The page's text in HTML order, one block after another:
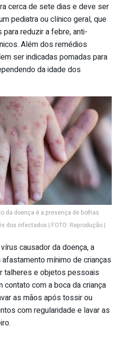
cerca de sete dias e deve ser
pediatra ou clínico geral, que
reduzir a febre, anti-
Além dos remédios
ser indicadas pomadas para
da idade dos
da doença é a presença de bolhas
dos infectados | FOTO: Reprodução |
causador da doença, a
mínimo de crianças
talheres e objetos pessoais
com a boca da criança
as mãos após tossir ou
com regularidade e lavar as